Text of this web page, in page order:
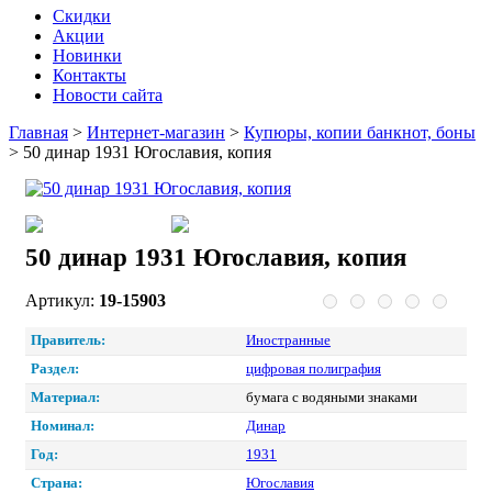
Скидки
Акции
Новинки
Контакты
Новости сайта
Главная > Интернет-магазин > Купюры, копии банкнот, боны
> 50 динар 1931 Югославия, копия
50 динар 1931 Югославия, копия
Артикул: 19-15903
Правитель:
Иностранные
Раздел:
цифровая полиграфия
Материал:
бумага с водяными знаками
Номинал:
Динар
Год:
1931
Страна:
Югославия